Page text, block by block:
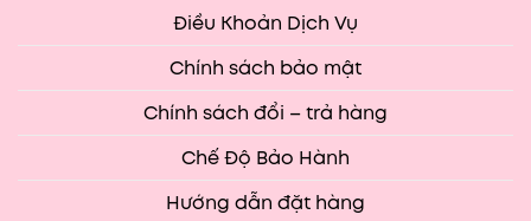
Điều Khoản Dịch Vụ
Chính sách bảo mật
Chính sách đổi – trả hàng
Chế Độ Bảo Hành
Hướng dẫn đặt hàng